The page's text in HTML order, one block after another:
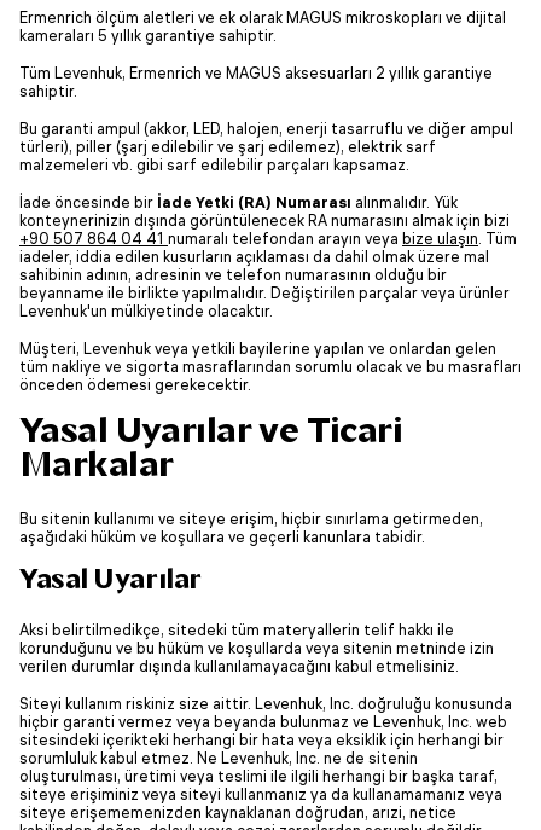
Ermenrich ölçüm aletleri ve ek olarak MAGUS mikroskopları ve dijital
kameraları 5 yıllık garantiye sahiptir.
Tüm Levenhuk, Ermenrich ve MAGUS aksesuarları 2 yıllık garantiye
sahiptir.
Bu garanti ampul (akkor, LED, halojen, enerji tasarruflu ve diğer ampul
türleri), piller (şarj edilebilir ve şarj edilemez), elektrik sarf
malzemeleri vb. gibi sarf edilebilir parçaları kapsamaz.
İade öncesinde bir İade Yetki (RA) Numarası alınmalıdır. Yük
konteynerinizin dışında görüntülenecek RA numarasını almak için bizi
+90 507 864 04 41 numaralı telefondan arayın veya bize ulaşın. Tüm
iadeler, iddia edilen kusurların açıklaması da dahil olmak üzere mal
sahibinin adının, adresinin ve telefon numarasının olduğu bir
beyanname ile birlikte yapılmalıdır. Değiştirilen parçalar veya ürünler
Levenhuk'un mülkiyetinde olacaktır.
Müşteri, Levenhuk veya yetkili bayilerine yapılan ve onlardan gelen
tüm nakliye ve sigorta masraflarından sorumlu olacak ve bu masrafları
önceden ödemesi gerekecektir.
Yasal Uyarılar ve Ticari
Markalar
Bu sitenin kullanımı ve siteye erişim, hiçbir sınırlama getirmeden,
aşağıdaki hüküm ve koşullara ve geçerli kanunlara tabidir.
Yasal Uyarılar
Aksi belirtilmedikçe, sitedeki tüm materyallerin telif hakkı ile
korunduğunu ve bu hüküm ve koşullarda veya sitenin metninde izin
verilen durumlar dışında kullanılamayacağını kabul etmelisiniz.
Siteyi kullanım riskiniz size aittir. Levenhuk, Inc. doğruluğu konusunda
hiçbir garanti vermez veya beyanda bulunmaz ve Levenhuk, Inc. web
sitesindeki içerikteki herhangi bir hata veya eksiklik için herhangi bir
sorumluluk kabul etmez. Ne Levenhuk, Inc. ne de sitenin
oluşturulması, üretimi veya teslimi ile ilgili herhangi bir başka taraf,
siteye erişiminiz veya siteyi kullanmanız ya da kullanamamanız veya
siteye erişememenizden kaynaklanan doğrudan, arızi, netice